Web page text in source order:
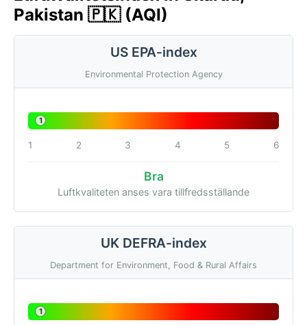
Pakistan 🇵🇰 (AQI)
US EPA-index
Environmental Protection Agency
1
1 2 3 4 5 6
Bra
Luftkvaliteten anses vara tillfredsställande
UK DEFRA-index
Department for Environment, Food & Rural Affairs
1